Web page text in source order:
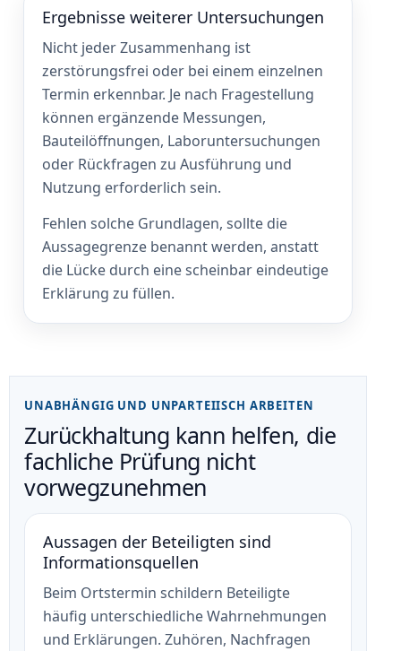
Ergebnisse weiterer Untersuchungen
Nicht jeder Zusammenhang ist
zerstörungsfrei oder bei einem einzelnen
Termin erkennbar. Je nach Fragestellung
können ergänzende Messungen,
Bauteilöffnungen, Laboruntersuchungen
oder Rückfragen zu Ausführung und
Nutzung erforderlich sein.
Fehlen solche Grundlagen, sollte die
Aussagegrenze benannt werden, anstatt
die Lücke durch eine scheinbar eindeutige
Erklärung zu füllen.
UNABHÄNGIG UND UNPARTEIISCH ARBEITEN
Zurückhaltung kann helfen, die
fachliche Prüfung nicht
vorwegzunehmen
Aussagen der Beteiligten sind
Informationsquellen
Beim Ortstermin schildern Beteiligte
häufig unterschiedliche Wahrnehmungen
und Erklärungen. Zuhören, Nachfragen